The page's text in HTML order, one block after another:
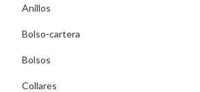
Anillos
Bolso-cartera
Bolsos
Collares